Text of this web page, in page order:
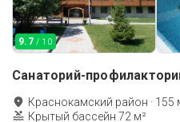
9.7 / 10
Санаторий-
Краснокамский район · 155
Крытый бассейн 72 м²